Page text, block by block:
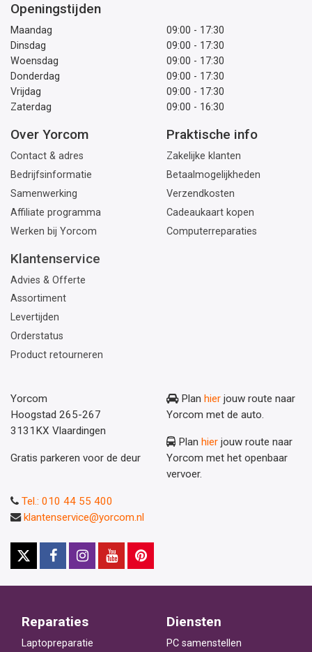
Openingstijden
Maandag
09:00 - 17:30
Dinsdag
09:00 - 17:30
Woensdag
09:00 - 17:30
Donderdag
09:00 - 17:30
Vrijdag
09:00 - 17:30
Zaterdag
09:00 - 16:30
Over Yorcom
Contact & adres
Bedrijfsinformatie
Samenwerking
Affiliate programma
Werken bij Yorcom
Praktische info
Zakelijke klanten
Betaalmogelijkheden
Verzendkosten
Cadeaukaart kopen
Computerreparaties
Klantenservice
Advies & Offerte
Assortiment
Levertijden
Orderstatus
Product retourneren
Yorcom
Hoogstad 265-267
3131KX Vlaardingen
Gratis parkeren voor de deur
Plan hier jouw route naar
Yorcom met de auto.
Plan hier jouw route naar
Yorcom met het openbaar
vervoer.
Tel.: 010 44 55 400
klantenservice@yorcom.nl
Reparaties
Laptopreparatie
Diensten
PC samenstellen